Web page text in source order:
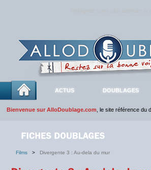
ACTUS DOUBLAGES
Bienvenue sur AlloDoublage.com , le site référence du
Films > Divergente 3 : Au-dela du mur